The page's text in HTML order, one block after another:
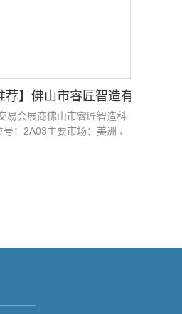
司邀您参加GSF广州采购交易
荐】​​佛山市睿匠智造有限公
易会展商佛山市睿匠智造科
：2A03主要市场：美洲 、